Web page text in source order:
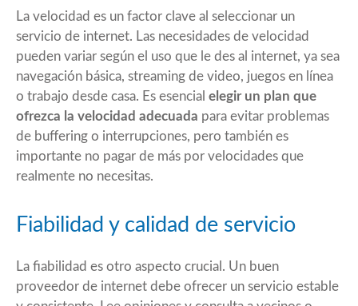
La velocidad es un factor clave al seleccionar un
servicio de internet. Las necesidades de velocidad
pueden variar según el uso que le des al internet, ya sea
navegación básica, streaming de video, juegos en línea
o trabajo desde casa. Es esencial elegir un plan que
ofrezca la velocidad adecuada para evitar problemas
de buffering o interrupciones, pero también es
importante no pagar de más por velocidades que
realmente no necesitas.
Fiabilidad y calidad de servicio
La fiabilidad es otro aspecto crucial. Un buen
proveedor de internet debe ofrecer un servicio estable